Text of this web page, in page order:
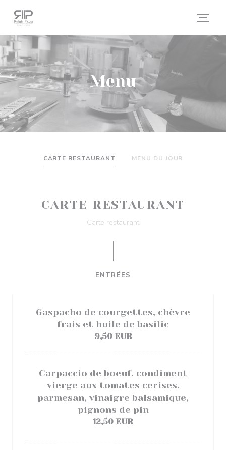
Menu
CARTE RESTAURANT MENU DU JOUR
CARTE RESTAURANT
Carte restaurant
ENTRÉES
Gaspacho de courgettes, chèvre
frais et huile de basilic
9,50 EUR
Carpaccio de boeuf, condiment
vierge aux tomates cerises,
parmesan, vinaigre balsamique,
pignons de pin
12,50 EUR